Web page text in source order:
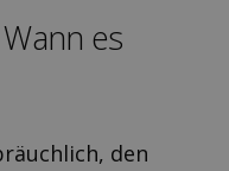
es
den